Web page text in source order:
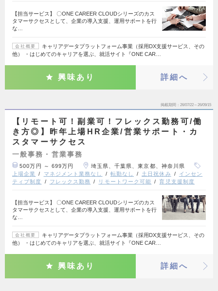
【担当サービス】 〇ONE CAREER CLOUDシリーズのカス
タマーサクセスとして、企業の導入支援、運用サポートを行
な…
会社概要
キャリアデータプラットフォーム事業（採用DX支援サービス、その
他） ・はじめてのキャリアを選ぶ、就活サイト『ONE CAR…
興味あり 詳細へ
掲載期間 26/07/22～26/09/15
【リモート可！副業可！フレックス勤務可/働
き方◎】昨年上場HR企業/営業サポート・カ
スタマーサクセス
一般事務・営業事務
500万円 ～ 699万円
埼玉県、千葉県、東京都、神奈川県
上場企業
マネジメント業務なし 転勤なし 土日祝休み
インセン
ティブ制度
フレックス勤務 リモートワーク可能 育児支援制度
【担当サービス】 〇ONE CAREER CLOUDシリーズのカス
タマーサクセスとして、企業の導入支援、運用サポートを行
な…
会社概要
キャリアデータプラットフォーム事業（採用DX支援サービス、その
他） ・はじめてのキャリアを選ぶ、就活サイト『ONE CAR…
興味あり 詳細へ